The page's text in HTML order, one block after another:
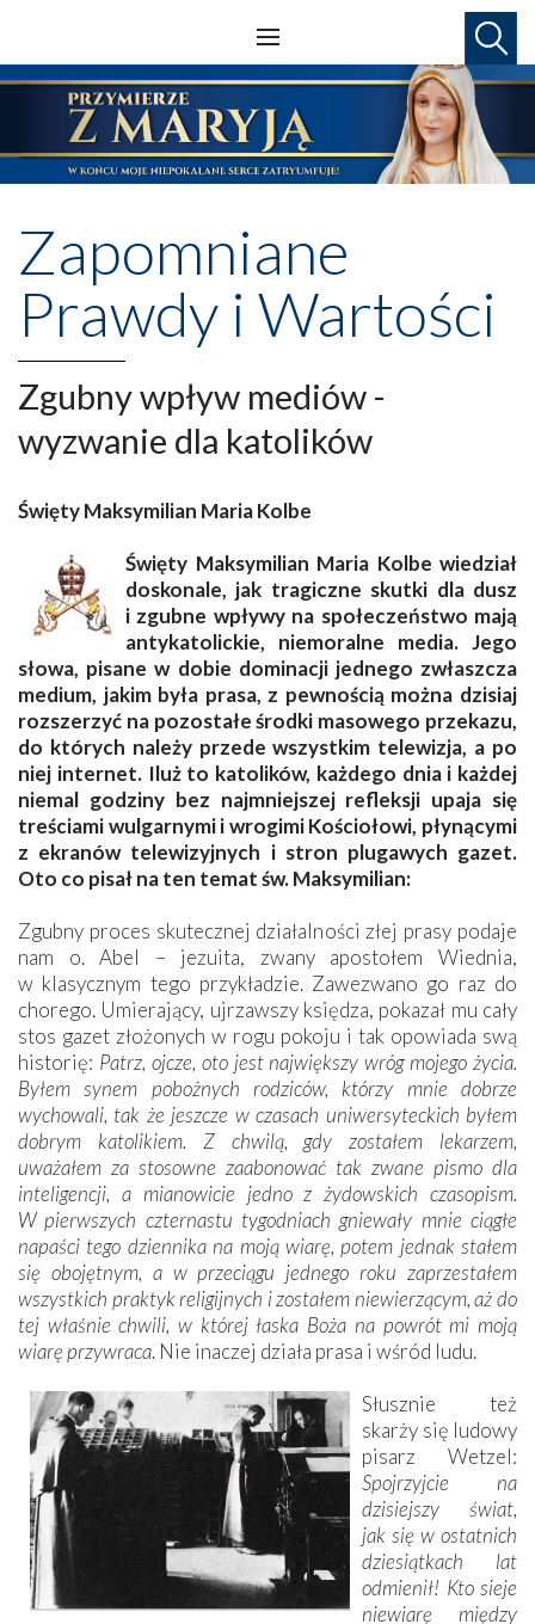
Zapomniane
Prawdy i Wartości
Zgubny wpływ mediów -
wyzwanie dla katolików
Święty Maksymilian Maria Kolbe
Święty Maksymilian Maria Kolbe wiedział
doskonale, jak tragiczne skutki dla dusz
i zgubne wpływy na społeczeństwo mają
antykatolickie, niemoralne media. Jego
słowa, pisane w dobie dominacji jednego zwłaszcza
medium, jakim była prasa, z pewnością można dzisiaj
rozszerzyć na pozostałe środki masowego przekazu,
do których należy przede wszystkim telewizja, a po
niej internet. Iluż to katolików, każdego dnia i każdej
niemal godziny bez najmniejszej refleksji upaja się
treściami wulgarnymi i wrogimi Kościołowi, płynącymi
z ekranów telewizyjnych i stron plugawych gazet.
Oto co pisał na ten temat św. Maksymilian:
Zgubny proces skutecznej działalności złej prasy podaje
nam o. Abel – jezuita, zwany apostołem Wiednia,
w klasycznym tego przykładzie. Zawezwano go raz do
chorego. Umierający, ujrzawszy księdza, pokazał mu cały
stos gazet złożonych w rogu pokoju i tak opowiada swą
historię: Patrz, ojcze, oto jest największy wróg mojego życia.
Byłem synem pobożnych rodziców, którzy mnie dobrze
wychowali, tak że jeszcze w czasach uniwersyteckich byłem
dobrym katolikiem. Z chwilą, gdy zostałem lekarzem,
uważałem za stosowne zaabonować tak zwane pismo dla
inteligencji, a mianowicie jedno z żydowskich czasopism.
W pierwszych czternastu tygodniach gniewały mnie ciągłe
napaści tego dziennika na moją wiarę, potem jednak stałem
się obojętnym, a w przeciągu jednego roku zaprzestałem
wszystkich praktyk religijnych i zostałem niewierzącym, aż do
tej właśnie chwili, w której łaska Boża na powrót mi moją
wiarę przywraca. Nie inaczej działa prasa i wśród ludu.
Słusznie też
skarży się ludowy
pisarz Wetzel:
Spojrzyjcie na
dzisiejszy świat,
jak się w ostatnich
dziesiątkach lat
odmienił! Kto sieje
niewiarę między